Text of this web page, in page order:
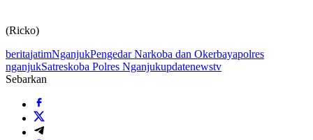
(Ricko)
beritajatimNganjukPengedar Narkoba dan Okerbayapolres
nganjukSatreskoba Polres Nganjukupdatenewstv
Sebarkan